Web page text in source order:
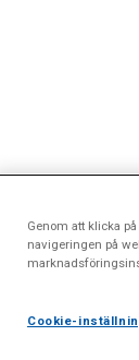
Genom att klicka
navigeringen på
Cookie-